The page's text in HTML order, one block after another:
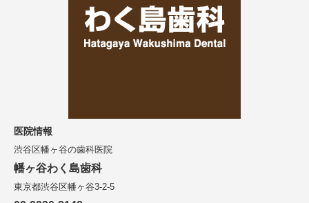
医院情報
渋谷区幡ヶ谷の歯科医院
幡ヶ谷わく島歯科
東京都渋谷区幡ヶ谷3-2-5